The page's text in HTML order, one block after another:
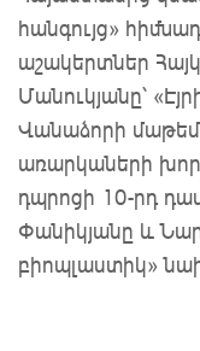
հանգույց»
աշակերտներ
Մանուկյանը՝
Վանաձորի
առարկաների
դպրոցի 10-րդ
Փանիկյանը և
բիոպլաստիկ»